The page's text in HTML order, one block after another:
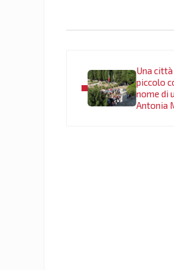
Una città
piccolo
nome di
Antonia